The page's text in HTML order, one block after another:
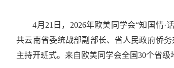
4月21日，2026年欧美同学会“知国情
共云南省委统战部副部长、省人民政府侨
主持开班式。来自欧美同学会全国30个省